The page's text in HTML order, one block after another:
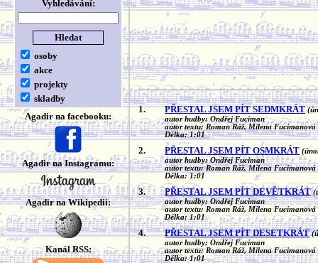
Vyhledávání:
osoby
akce
projekty
skladby
Agadir na facebooku:
Agadir na Instagramu:
Agadir na Wikipedii:
Kanál RSS:
1. PŘESTAL JSEM PÍT SEDMKRÁT
autor hudby: Ondřej Fuciman
autor textu: Roman Ráž, Milena Fucimanová
Délka: 1:01
2. PŘESTAL JSEM PÍT OSMKRÁT
autor hudby: Ondřej Fuciman
autor textu: Roman Ráž, Milena Fucimanová
Délka: 1:01
3. PŘESTAL JSEM PÍT DEVĚTKRÁT
autor hudby: Ondřej Fuciman
autor textu: Roman Ráž, Milena Fucimanová
Délka: 1:01
4. PŘESTAL JSEM PÍT DESETKRÁT
autor hudby: Ondřej Fuciman
autor textu: Roman Ráž, Milena Fucimanová
Délka: 1:01